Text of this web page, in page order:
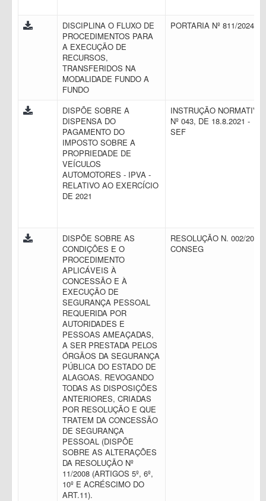
DISCIPLINA O FLUXO DE
PROCEDIMENTOS PARA
A EXECUÇÃO DE
RECURSOS,
TRANSFERIDOS NA
MODALIDADE FUNDO A
FUNDO
PORTARIA Nº 811/2024
DISPÕE SOBRE A
DISPENSA DO
PAGAMENTO DO
IMPOSTO SOBRE A
PROPRIEDADE DE
VEÍCULOS
AUTOMOTORES - IPVA -
RELATIVO AO EXERCÍCIO
DE 2021
INSTRUÇÃO NORMATIVA
Nº 043, DE 18.8.2021 -
SEF
DISPÕE SOBRE AS
CONDIÇÕES E O
PROCEDIMENTO
APLICÁVEIS À
CONCESSÃO E À
EXECUÇÃO DE
SEGURANÇA PESSOAL
REQUERIDA POR
AUTORIDADES E
PESSOAS AMEAÇADAS,
A SER PRESTADA PELOS
ÓRGÃOS DA SEGURANÇA
PÚBLICA DO ESTADO DE
ALAGOAS. REVOGANDO
TODAS AS DISPOSIÇÕES
ANTERIORES, CRIADAS
POR RESOLUÇÃO E QUE
TRATEM DA CONCESSÃO
DE SEGURANÇA
PESSOAL (DISPÕE
SOBRE AS ALTERAÇÕES
DA RESOLUÇÃO Nº
11/2008 (ARTIGOS 5º, 6º,
10º E ACRÉSCIMO DO
ART.11).
RESOLUÇÃO N. 002/2016
CONSEG